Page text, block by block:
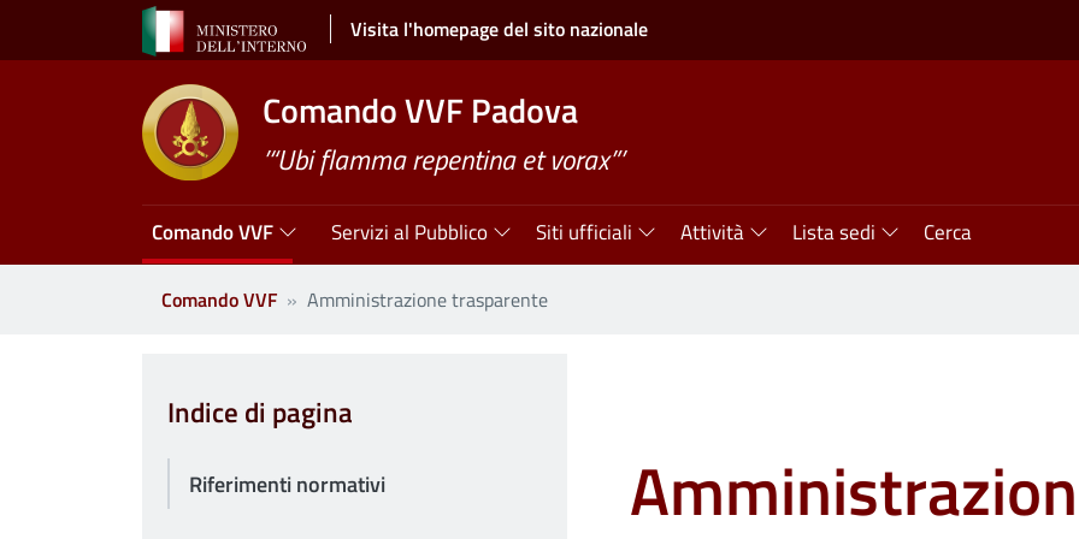
Salta al contenuto principale Visita l'homepage del sito nazionale
Comando VVF Padova
’“Ubi flamma repentina et vorax”’
Navigazione principale
Comando VVF Servizi al Pubblico Siti ufficiali Attività Lista sedi Cerca
Comando VVF Amministrazione trasparente
Indice di pagina
Riferimenti normativi